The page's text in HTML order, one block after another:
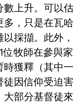
數上升。可以估
，只是在瓦哈
採擷。此外，
位牧師在參與家
時獲釋（其中一
徒因信仰受迫害
部分基督徒來